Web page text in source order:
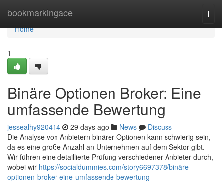
bookmarkingace
Home
Home
1
Binäre Optionen Broker: Eine
umfassende Bewertung
jessealhy920414 29 days ago News
Discuss
Die Analyse von Anbietern binärer Optionen kann schwierig sein,
da es eine große Anzahl an Unternehmen auf dem Sektor gibt.
Wir führen eine detaillierte Prüfung verschiedener Anbieter durch,
wobei wir https://socialdummies.com/story6697378/binäre-
optionen-broker-eine-umfassende-bewertung